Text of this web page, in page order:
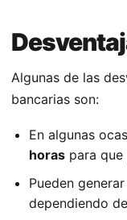
Algunas de las
bancarias son:
En algunas
horas para
Pueden
dependiendo